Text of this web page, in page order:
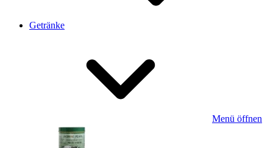
Getränke
Menü öffnen